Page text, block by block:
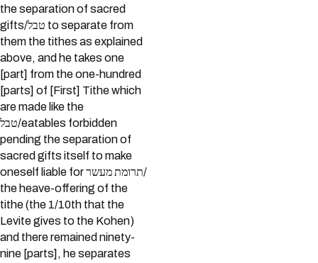
the separation of sacred
gifts/טבל to separate from
them the tithes as explained
above, and he takes one
[part] from the one-hundred
[parts] of [First] Tithe which
are made like the
טבל/eatables forbidden
pending the separation of
sacred gifts itself to make
oneself liable for תרומת מעשר/
the heave-offering of the
tithe (the 1/10th that the
Levite gives to the Kohen)
and there remained ninety-
nine [parts], he separates